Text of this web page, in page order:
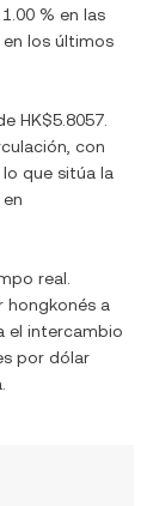
1.00 % en las
en los últimos
HK$5.8057
con
, lo que sitúa la
real.
hongkonés a
el intercambio
por dólar